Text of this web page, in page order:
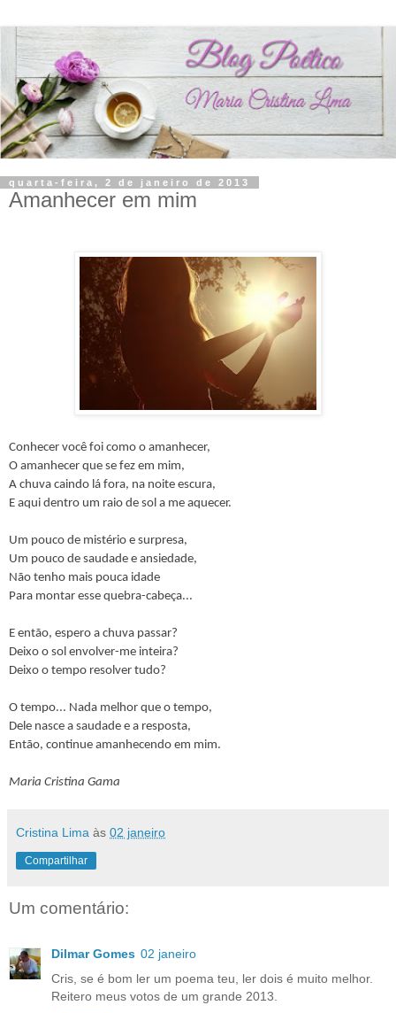
quarta-feira, 2 de janeiro de 2013
Amanhecer em mim
Conhecer você foi como o amanhecer,
O amanhecer que se fez em mim,
A chuva caindo lá fora, na noite escura,
E aqui dentro um raio de sol a me aquecer.
Um pouco de mistério e surpresa,
Um pouco de saudade e ansiedade,
Não tenho mais pouca idade
Para montar esse quebra-cabeça...
E então, espero a chuva passar?
Deixo o sol envolver-me inteira?
Deixo o tempo resolver tudo?
O tempo... Nada melhor que o tempo,
Dele nasce a saudade e a resposta,
Então, continue amanhecendo em mim.
Maria Cristina Gama
Cristina Lima às 02 janeiro
Compartilhar
Um comentário:
Dilmar Gomes 02 janeiro
Cris, se é bom ler um poema teu, ler dois é muito melhor.
Reitero meus votos de um grande 2013.